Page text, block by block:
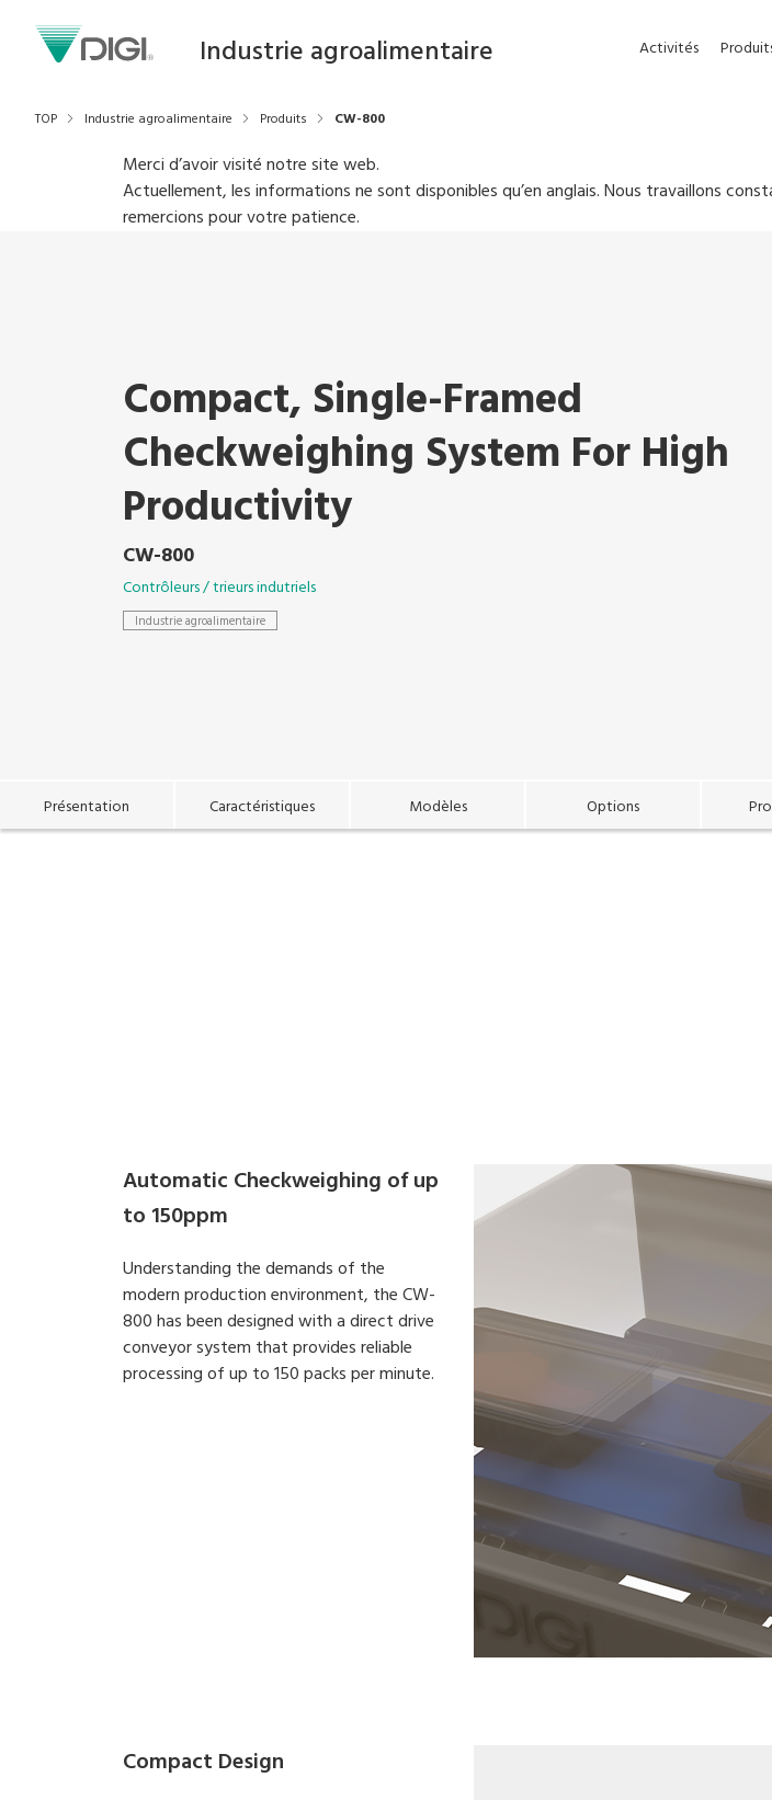
Industrie agroalimentaire Activités
TOP Industrie agroalimentaire Produits CW-800
Merci d’avoir visité notre site web.
Actuellement, les informations ne sont disponibles qu’en anglais. Nous travaillons
remercions pour votre patience.
Compact, Single-Framed
Checkweighing System For High
Productivity
CW-800
Contrôleurs / trieurs indutriels
Industrie agroalimentaire
Présentation Caractéristiques Modèles Options
Automatic Checkweighing of up
to 150ppm
Understanding the demands of the
modern production environment, the CW-
800 has been designed with a direct drive
conveyor system that provides reliable
processing of up to 150 packs per minute.
Compact Design